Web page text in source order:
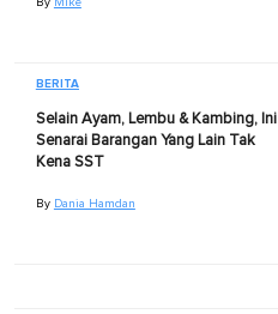
BERITA
Selain Ayam, Lembu & Kambing, Ini
Senarai Barangan Yang Lain Tak
Kena SST
By Dania Hamdan